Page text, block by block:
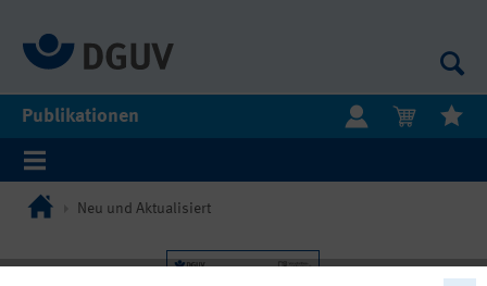
Publikationen
Neu und Aktualisiert